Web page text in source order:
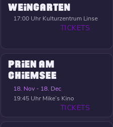
WEINGARTEN
17:00 Uhr Kulturzentrum Linse
TICKETS
PRIEN AM
CHIEMSEE
18. Nov - 18. Dec
19:45 Uhr Mike’s Kino
TICKETS